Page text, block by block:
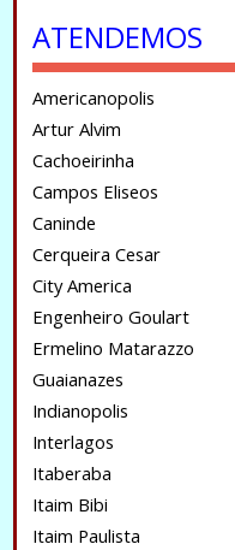
ATENDEMOS
Americanopolis
Artur Alvim
Cachoeirinha
Campos Eliseos
Caninde
Cerqueira Cesar
City America
Engenheiro Goulart
Ermelino Matarazzo
Guaianazes
Indianopolis
Interlagos
Itaberaba
Itaim Bibi
Itaim Paulista